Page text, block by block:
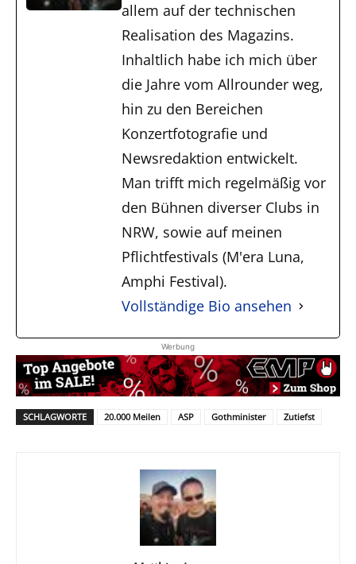
allem auf der technischen
Realisation des Magazins.
Inhaltlich habe ich mich über
die Jahre vom Allrounder weg,
hin zu den Bereichen
Konzertfotografie und
Newsredaktion entwickelt.
Man trifft mich regelmäßig vor
den Bühnen diverser Clubs in
NRW, sowie auf meinen
Pflichtfestivals (M'era Luna,
Amphi Festival).
Vollständige Bio ansehen
Werbung
SCHLAGWORTE 20.000 Meilen ASP Gothminister Zutiefst